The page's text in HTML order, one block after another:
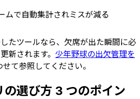
ムで自動集計されミスが減る
たツールなら、欠席が出た瞬間に必
新されます。 少年野球の出欠管理を
せて参照してください。
の選び方 3 つのポイン